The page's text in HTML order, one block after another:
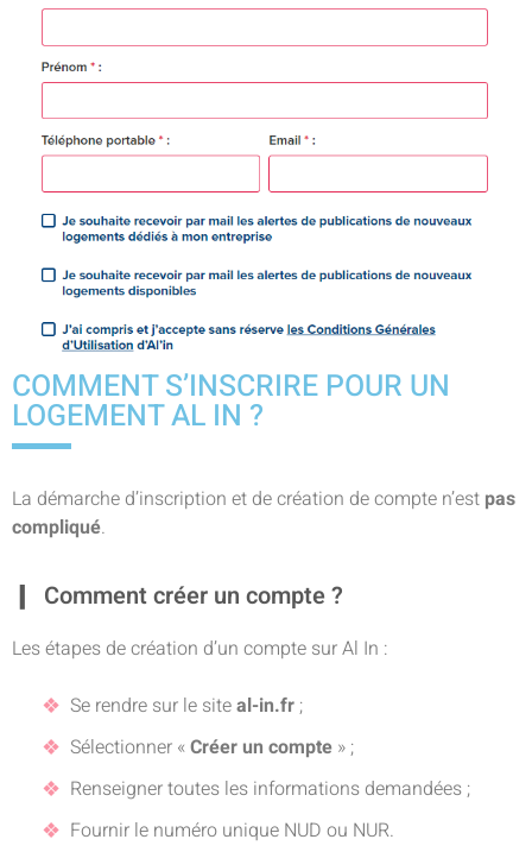
COMMENT S’INSCRIRE POUR UN
LOGEMENT AL IN ?
La démarche d’inscription et de création de compte n’est pas
compliqué.
Comment créer un compte ?
Les étapes de création d’un compte sur Al In :
Se rendre sur le siteal-in.fr;
Sélectionner «Créer un compte » ;
Renseigner toutes les informations demandées ;
Fournir le numéro unique NUD ou NUR.